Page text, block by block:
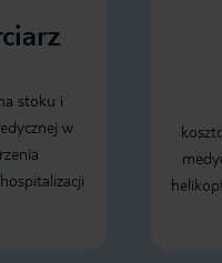
stoku i
w